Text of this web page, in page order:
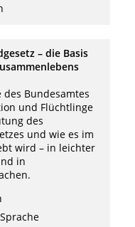
– die Basis
des Bundesamtes
und Flüchtlinge
des
und wie es im
wird – in leichter
in